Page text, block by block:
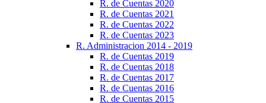
R. de Cuentas 2020
R. de Cuentas 2021
R. de Cuentas 2022
R. de Cuentas 2023
R. Administracion 2014 - 2019
R. de Cuentas 2019
R. de Cuentas 2018
R. de Cuentas 2017
R. de Cuentas 2016
R. de Cuentas 2015